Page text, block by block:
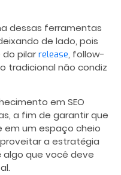
dessas ferramentas
de lado, pois
pilarrelease, follow-
tradicional não condiz
em SEO
a fim de garantir que
em um espaço cheio
a estratégia
que você deve